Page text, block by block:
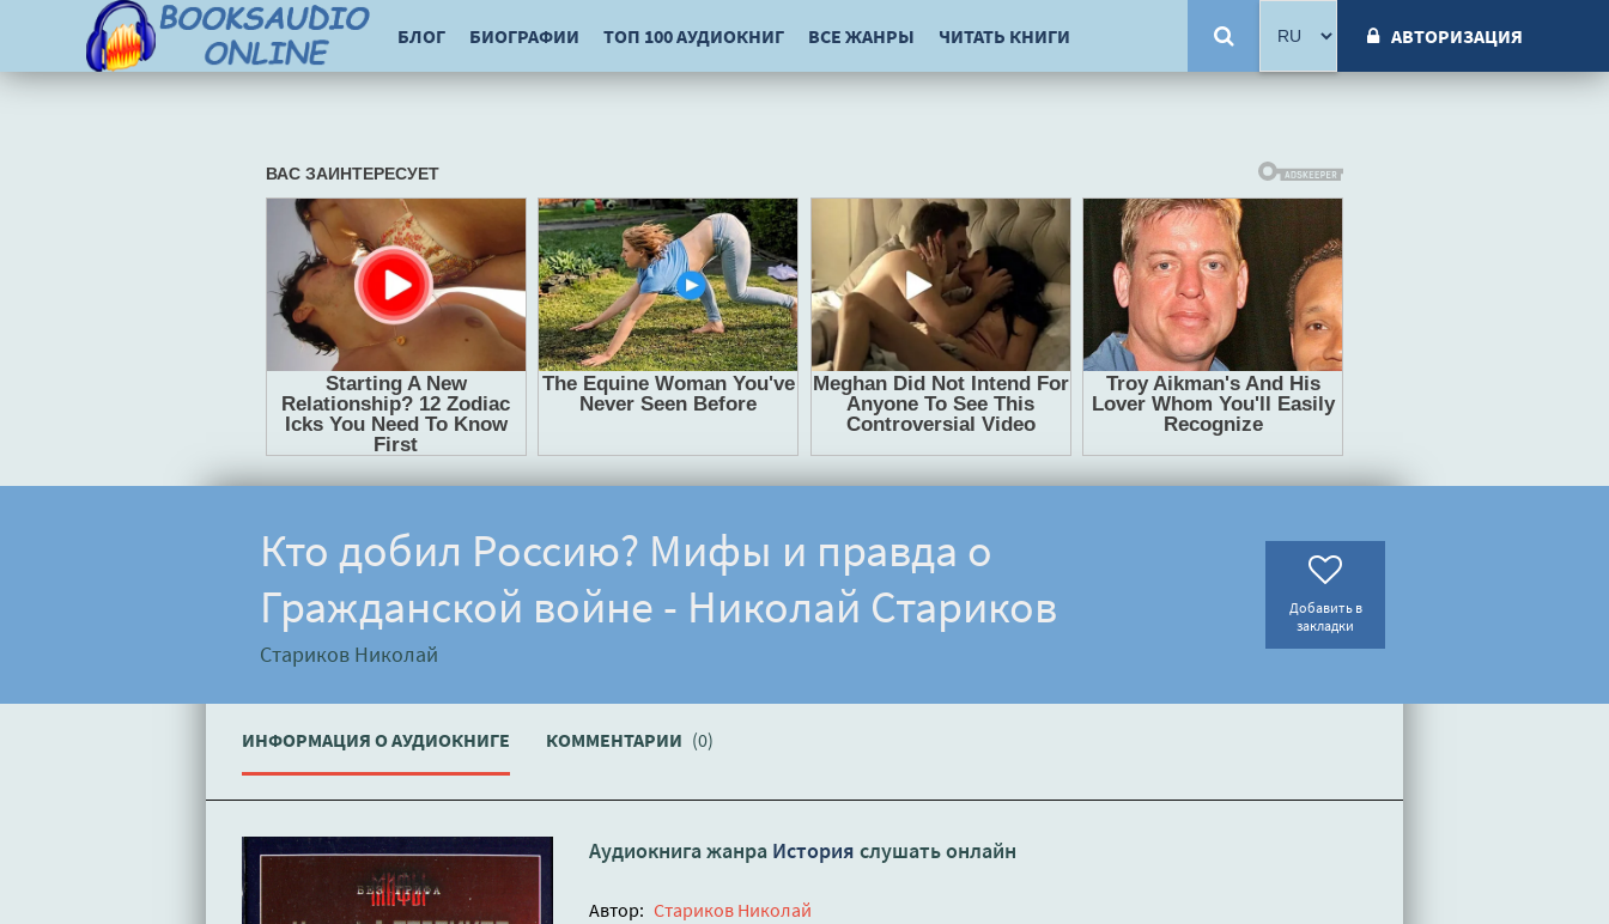
БЛОГ БИОГРАФИИ ТОП 100 АУДИОКНИГ ВСЕ ЖАНРЫ ЧИТАТЬ КНИГИ АВТОРИЗАЦИЯ
Кто добил Россию? Мифы и правда о
Гражданской войне - Николай Стариков
Стариков Николай
Добавить в
закладки
ИНФОРМАЦИЯ О АУДИОКНИГЕ КОММЕНТАРИИ (0)
Аудиокнига жанра История слушать онлайн
Автор: Стариков Николай